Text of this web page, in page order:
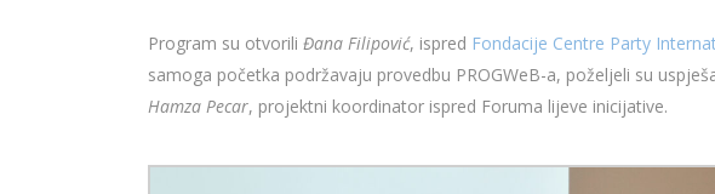
Program su otvorili Đana Filipović, ispred Fondacije Centre Party
samoga početka podržavaju provedbu PROGWeB-a, poželjeli su
Hamza Pecar, projektni koordinator ispred Foruma lijeve inicijative.